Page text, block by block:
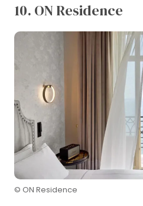
10. ON Residence
© ON Residence